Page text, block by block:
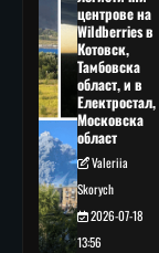
центрове на
Wildberries в
Котовск,
Тамбовска
област, и в
Електростал,
Московска
област
Valeriia
Skorych
2026-07-18
13:56